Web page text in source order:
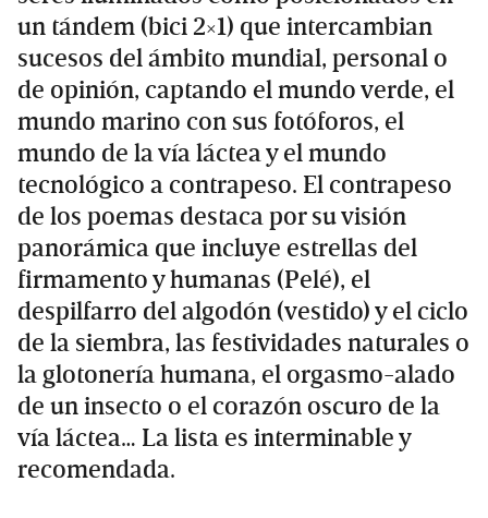
un tándem (bici 2×1) que intercambian
sucesos del ámbito mundial, personal o
de opinión, captando el mundo verde, el
mundo marino con sus fotóforos, el
mundo de la vía láctea y el mundo
tecnológico a contrapeso. El contrapeso
de los poemas destaca por su visión
panorámica que incluye estrellas del
firmamento y humanas (Pelé), el
despilfarro del algodón (vestido) y el ciclo
de la siembra, las festividades naturales o
la glotonería humana, el orgasmo-alado
de un insecto o el corazón oscuro de la
vía láctea… La lista es interminable y
recomendada.